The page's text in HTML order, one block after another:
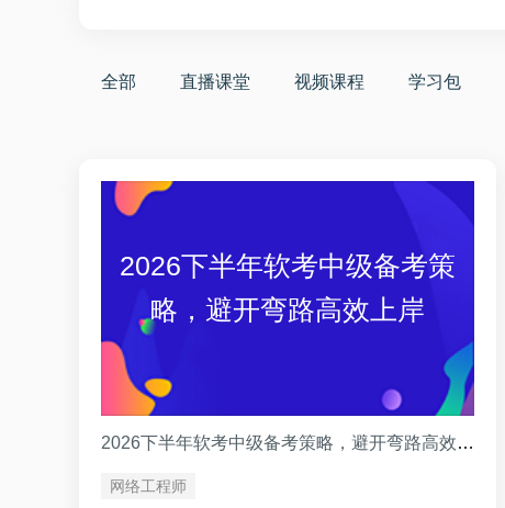
全部 直播课堂 视频课程 学习包
2026下半年软考中级备考策
略，避开弯路高效上岸
2026下半年软考中级备考策略，避开弯路高效上岸
网络工程师